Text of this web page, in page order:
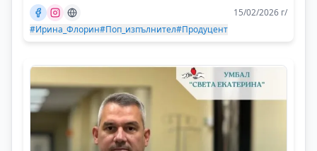
15/02/2026 г/
#Ирина_Флорин#Поп_изпълнител#Продуцент